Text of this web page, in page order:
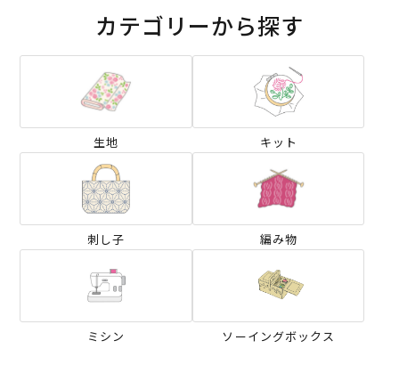
カテゴリーから探す
生地 キット
刺し子 編み物
ミシン ソーイングボックス